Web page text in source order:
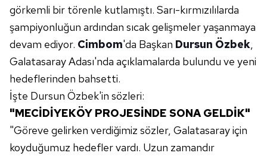
görkemli bir törenle kutlamıştı. Sarı-kırmızılılarda
şampiyonluğun ardından sıcak gelişmeler yaşanmaya
devam ediyor. Cimbom'da Başkan Dursun Özbek,
Galatasaray Adası'nda açıklamalarda bulundu ve yeni
hedeflerinden bahsetti.
İşte Dursun Özbek'in sözleri:
"MECİDİYEKÖY PROJESİNDE SONA GELDİK"
"Göreve gelirken verdiğimiz sözler, Galatasaray için
koyduğumuz hedefler vardı. Uzun zamandır